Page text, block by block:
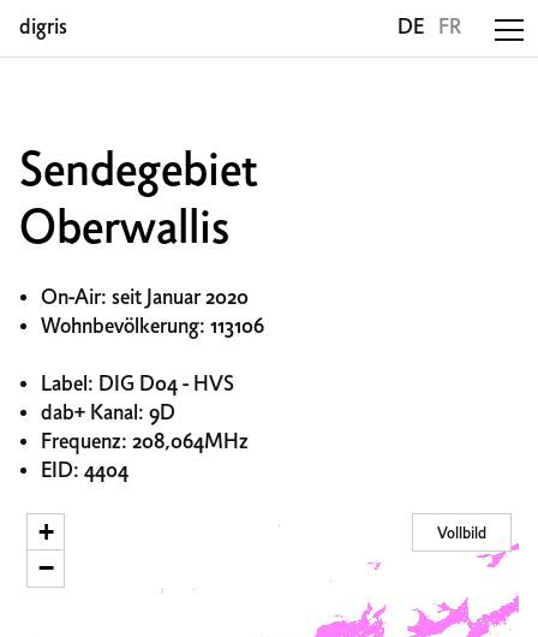
digris DE FR
Sendegebiet
Oberwallis
On-Air: seit Januar 2020
Wohnbevölkerung: 113106
Label: DIG D04 - HVS
dab+ Kanal: 9D
Frequenz: 208,064MHz
EID: 4404
+
−
Vollbild